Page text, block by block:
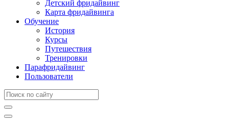
Детский фридайвинг
Карта фридайвинга
Обучение
История
Курсы
Путешествия
Тренировки
Парафридайвинг
Пользователи